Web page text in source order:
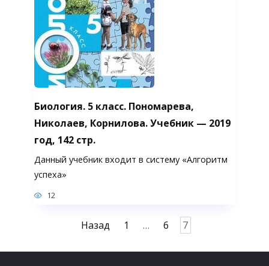
Биология. 5 класс. Пономарева,
Николаев, Корнилова. Учебник — 2019
год, 142 стр.
Данный учебник входит в систему «Алгоритм
успеха»
12
Назад 1 … 6 7